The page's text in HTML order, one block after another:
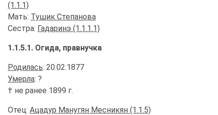
(1.1.1)
Мать: Тушик Степанова
Сестра: Гадаринэ (1.1.1.1)
1.1.5.1. Огида, правнучка
Родилась: 20.02.1877
Умерла: ?
† не ранее 1899 г.
Отец: Ацадур Манугян Месникян (1.1.5)